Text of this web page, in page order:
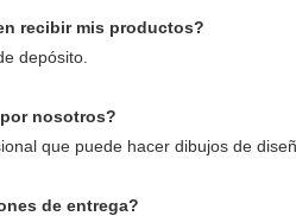
recibir mis productos?
depósito.
nosotros?
que puede hacer dibujos de
de entrega?